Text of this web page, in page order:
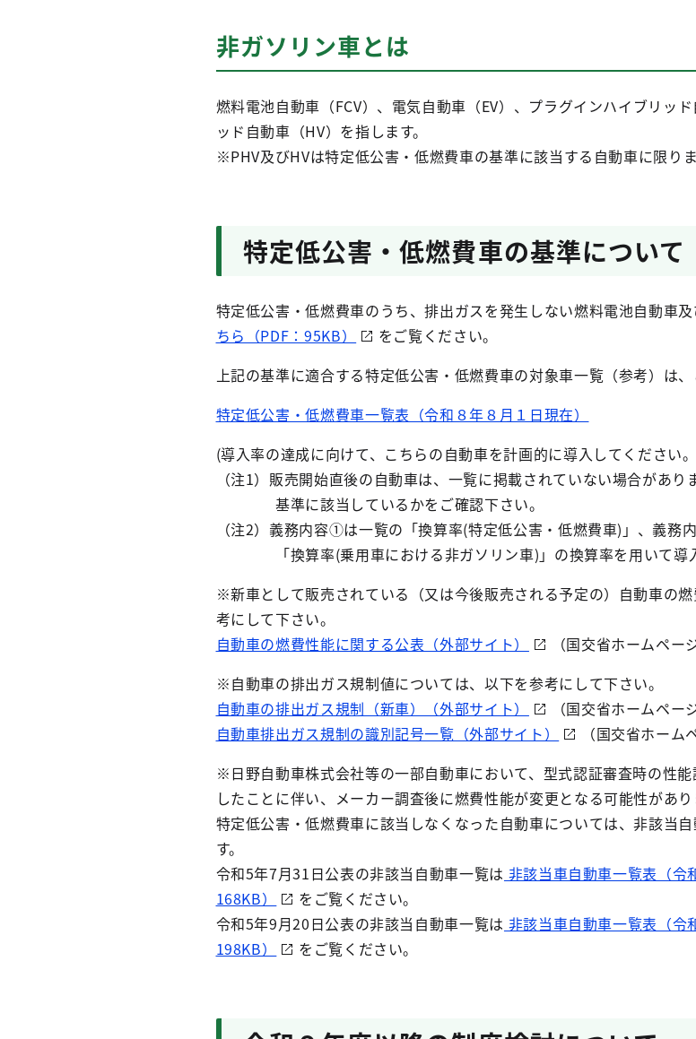
非ガソリン車とは
燃料電池自動車（FCV）、電気自動車（EV）、プラグインハイブリッ
ッド自動車（HV）を指します。
※PHV及びHVは特定低公害・低燃費車の基準に該当する自動車に限りま
特定低公害・低燃費車の基準について
特定低公害・低燃費車のうち、排出ガスを発生しない燃料電池自動車
ちら（PDF：95KB）
をご覧ください。
上記の基準に適合する特定低公害・低燃費車の対象車一覧（参考）は、
特定低公害・低燃費車一覧表（令和８年８月１日現在）
(導入率の達成に向けて、こちらの自動車を計画的に導入してください。
（注1）販売開始直後の自動車は、一覧に掲載されていない場合があり
基準に該当しているかをご確認下さい。
（注2）義務内容①は一覧の「換算率(特定低公害・低燃費車)」、義務
「換算率(乗用車における非ガソリン車)」の換算率を用いて導入
※新車として販売されている（又は今後販売される予定の）自動車の
考にして下さい。
自動車の燃費性能に関する公表（外部サイト）
（国交省ホームペー
※自動車の排出ガス規制値については、以下を参考にして下さい。
自動車の排出ガス規制（新車）（外部サイト）
（国交省ホームペー
自動車排出ガス規制の識別記号一覧（外部サイト）
（国交省ホーム
※日野自動車株式会社等の一部自動車において、型式認証審査時の性
したことに伴い、メーカー調査後に燃費性能が変更となる可能性があ
特定低公害・低燃費車に該当しなくなった自動車については、非該当
す
令和5年7月31日公表の非該当自動車一覧は 非該当車自動車一覧表（令
168KB）
をご覧ください。
令和5年9月20日公表の非該当自動車一覧は 非該当車自動車一覧表（令
198KB）
をご覧ください。